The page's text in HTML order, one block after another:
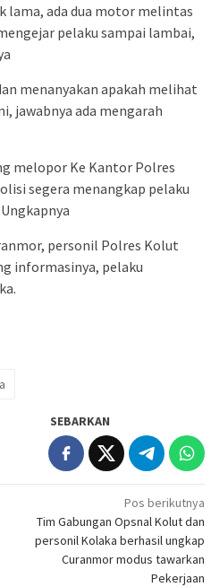
lama, ada dua motor melintas
pelaku sampai lambai,
menanyakan apakah melihat
jawabnya ada mengarah
melopor Ke Kantor Polres
segera menangkap pelaku
personil Polres Kolut
informasinya, pelaku
SEBARKAN
Pos berikutnya
Tim Gabungan Opsnal Kolut dan
personil Kolaka berhasil ungkap
Curanmor modus tawarkan
Pekerjaan